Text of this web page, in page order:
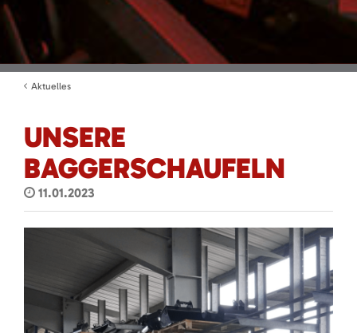
Aktuelles
UNSERE
BAGGERSCHAUFELN
11.01.2023